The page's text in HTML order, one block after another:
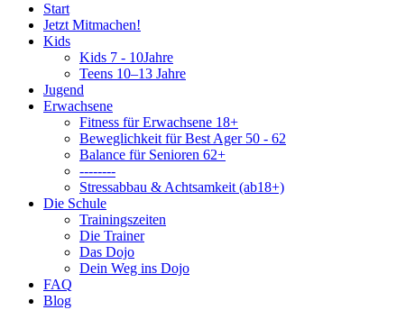
Start
Jetzt Mitmachen!
Kids
Kids 7 - 10Jahre
Teens 10–13 Jahre
Jugend
Erwachsene
Fitness für Erwachsene 18+
Beweglichkeit für Best Ager 50 - 62
Balance für Senioren 62+
--------
Stressabbau & Achtsamkeit (ab18+)
Die Schule
Trainingszeiten
Die Trainer
Das Dojo
Dein Weg ins Dojo
FAQ
Blog